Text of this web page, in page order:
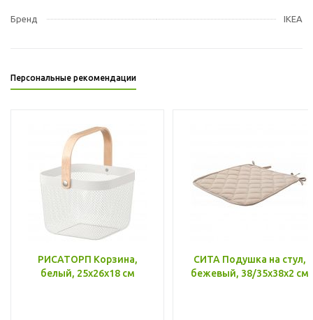
Бренд IKEA
Персональные рекомендации
РИСАТОРП Корзина,
белый, 25x26x18 см
СИТА Подушка на стул,
бежевый, 38/35x38x2 см